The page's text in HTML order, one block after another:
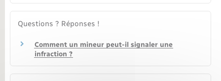
Questions ? Réponses !
Comment un mineur peut-il signaler une
infraction ?